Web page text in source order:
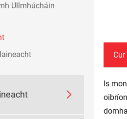
Ullmhúcháin

Is